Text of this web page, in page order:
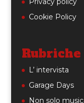
Cookie Policy
Rubriche
L’ intervista
Garage Days
Non solo